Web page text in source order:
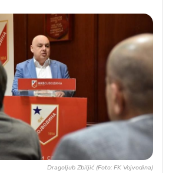
Dragoljub Zbiljić (Foto: FK Vojvodina)